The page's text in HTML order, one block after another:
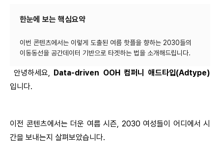
한눈에 보는 핵심요약
이번 콘텐츠에서는 이렇게 도출된 여름 핫플을 향하는 2030들의
안녕하세요,
Data-driven OOH 컴퍼니 애드타입(Adtype)
입니다.
이전 콘텐츠에서는 더운 여름 시즌, 2030 여성들이 어디에서 시
간을 보내는지 살펴보았습니다.